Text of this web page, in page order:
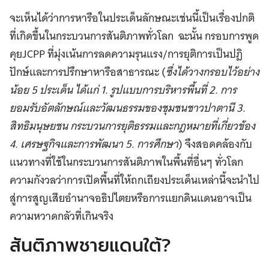
จะเห็นได้ว่าการหารือในประเด็นลักษณะเช่นนี้เป็นเรื่องปกติ
ที่เกิดขึ้นในกระบวนการสันติภาพทั่วโลก ฉะนั้น กรอบการพูด
คุยJCPP ที่มุ่งเน้นการลดความรุนแรง/การยุติการเป็นปฎิ
ปักษ์และการปรึกษาหารือสาธารณะ (ซึ่งได้วางกรอบไว้อย่าง
น้อย 5 ประเด็น ได้แก่ 1. รูปแบบการบริหารพื้นที่ 2. การ
ยอมรับอัตลักษณ์และวัฒนธรรมของชุมชนชาวปาตานี 3.
สิทธิมนุษยชน กระบวนการยุติธรรมและกฎหมายที่เกี่ยวข้อง
4. เศรษฐกิจและการพัฒนา 5. การศึกษา) จึงสอดคล้องกับ
แนวทางที่ใช้ในกระบวนการสันติภาพในพื้นที่อื่นๆ ทั่วโลก
ความกังวลว่าการเปิดพื้นที่ให้ถกเถียงประเด็นเหล่านี้จะนำไป
สู่การสูญเสียอำนาจอธิปไตยหรือการแยกดินแดนอาจเป็น
ความหวาดกลัวที่เกินจริง
สันติภาพชายแดนใต้?